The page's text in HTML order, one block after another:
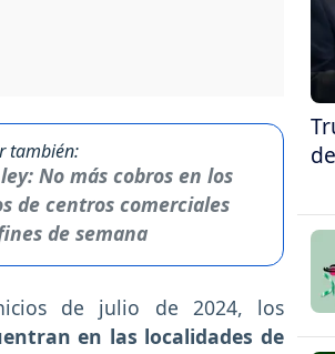
también:
No más cobros en los
de centros comerciales
de semana
de julio de 2024, los
en las localidades de